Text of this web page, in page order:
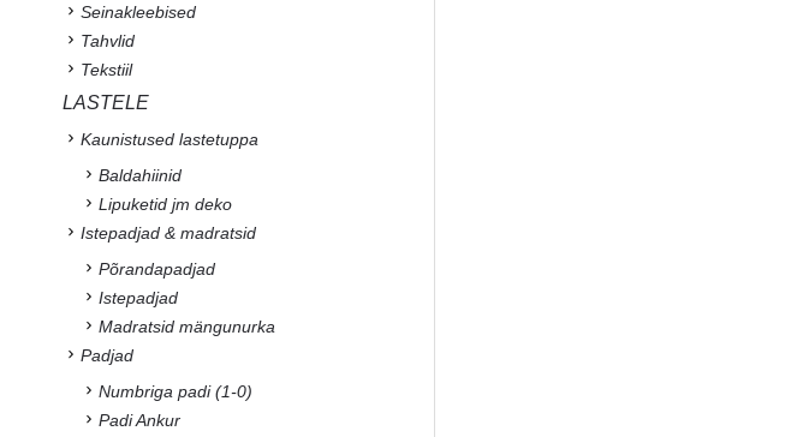
Seinakleebised
Tahvlid
Tekstiil
LASTELE
Kaunistused lastetuppa
Baldahiinid
Lipuketid jm deko
Istepadjad & madratsid
Põrandapadjad
Istepadjad
Madratsid mängunurka
Padjad
Numbriga padi (1-0)
Padi Ankur